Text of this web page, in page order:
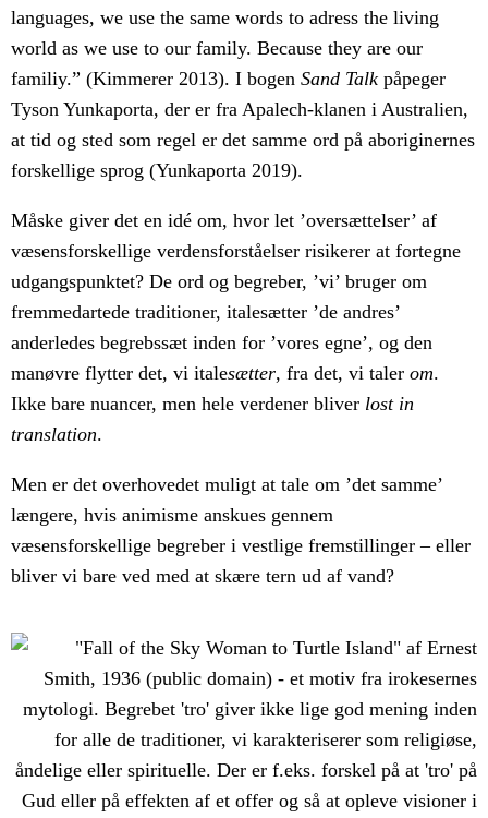
languages, we use the same words to adress the living
world as we use to our family. Because they are our
familiy.” (Kimmerer 2013). I bogen Sand Talk påpeger
Tyson Yunkaporta, der er fra Apalech-klanen i Australien,
at tid og sted som regel er det samme ord på aboriginernes
forskellige sprog (Yunkaporta 2019).
Måske giver det en idé om, hvor let ’oversættelser’ af
væsensforskellige verdensforståelser risikerer at fortegne
udgangspunktet? De ord og begreber, ’vi’ bruger om
fremmedartede traditioner, italesætter ’de andres’
anderledes begrebssæt inden for ’vores egne’, og den
manøvre flytter det, vi italesætter, fra det, vi taler om.
Ikke bare nuancer, men hele verdener bliver lost in
translation.
Men er det overhovedet muligt at tale om ’det samme’
længere, hvis animisme anskues gennem
væsensforskellige begreber i vestlige fremstillinger – eller
bliver vi bare ved med at skære tern ud af vand?